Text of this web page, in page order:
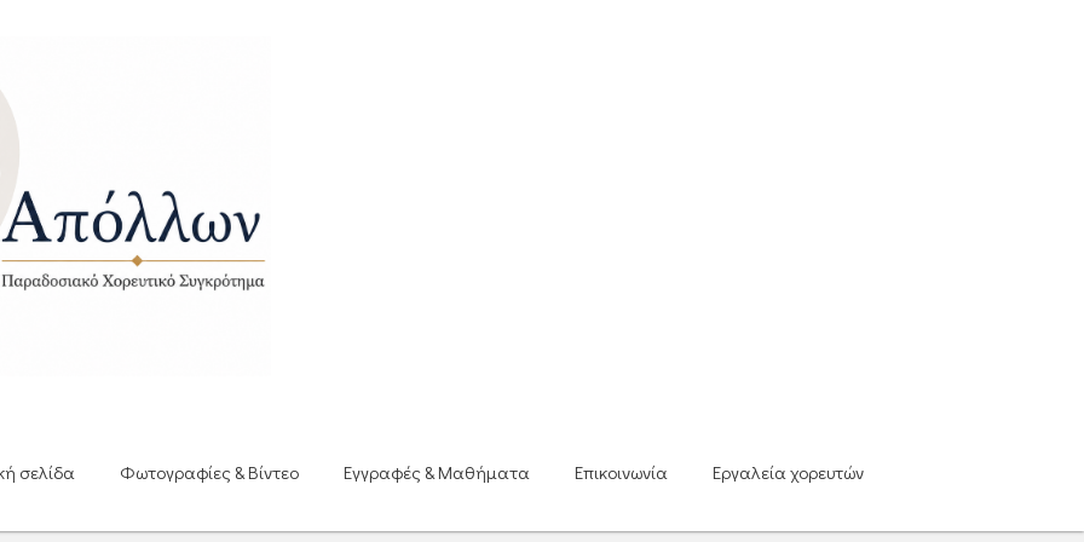
σελίδα Φωτογραφίες & Βίντεο Εγγραφές & Μαθήματα Επικοινωνία Εργαλεία χορευτών